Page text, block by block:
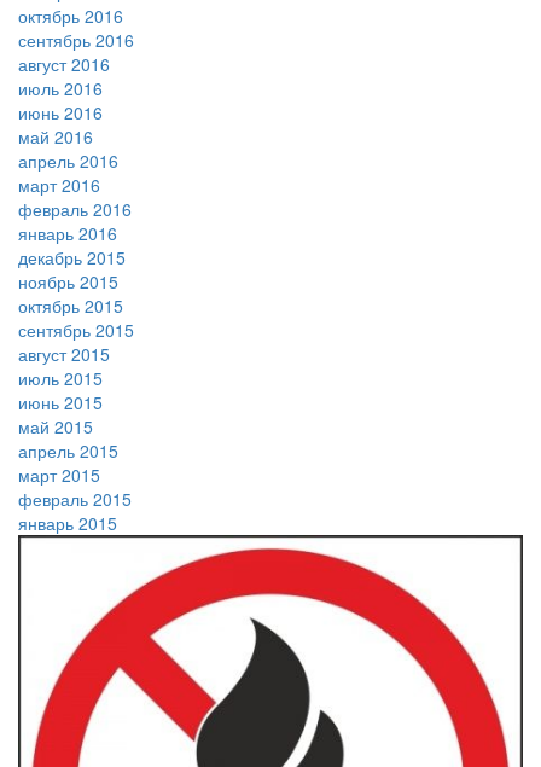
октябрь 2016
сентябрь 2016
август 2016
июль 2016
июнь 2016
май 2016
апрель 2016
март 2016
февраль 2016
январь 2016
декабрь 2015
ноябрь 2015
октябрь 2015
сентябрь 2015
август 2015
июль 2015
июнь 2015
май 2015
апрель 2015
март 2015
февраль 2015
январь 2015